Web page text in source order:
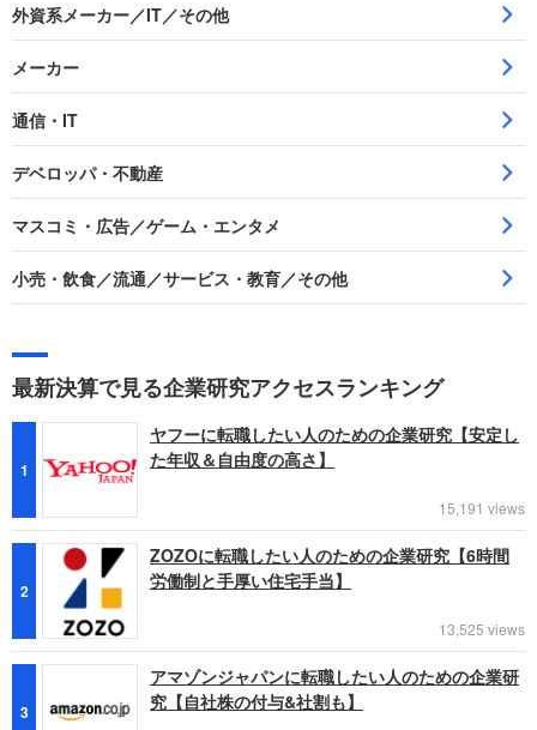
外資系メーカー／IT／その他
メーカー
通信・IT
デベロッパ・不動産
マスコミ・広告／ゲーム・エンタメ
小売・飲食／流通／サービス・教育／その他
最新決算で見る企業研究アクセスランキング
1
ヤフーに転職したい人のための企業研究【安定し
た年収＆自由度の高さ】
15,191 views
2
ZOZOに転職したい人のための企業研究【6時間
労働制と手厚い住宅手当】
13,525 views
3
アマゾンジャパンに転職したい人のための企業研
究【自社株の付与&社割も】